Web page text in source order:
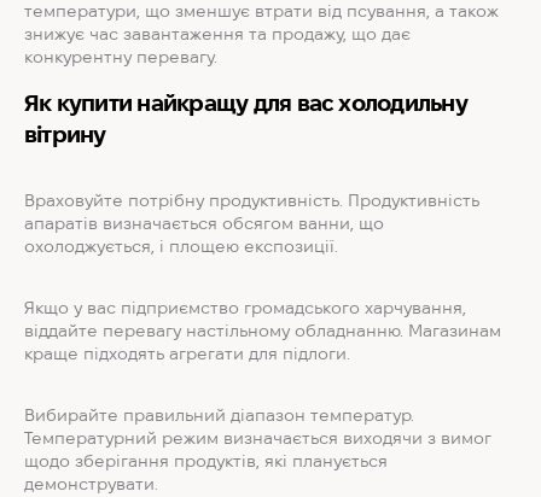
температури, що зменшує втрати від псування, а також
знижує час завантаження та продажу, що дає
конкурентну перевагу.
Як купити найкращу для вас холодильну
вітрину
Враховуйте потрібну продуктивність. Продуктивність
апаратів визначається обсягом ванни, що
охолоджується, і площею експозиції.
Якщо у вас підприємство громадського харчування,
віддайте перевагу настільному обладнанню. Магазинам
краще підходять агрегати для підлоги.
Вибирайте правильний діапазон температур.
Температурний режим визначається виходячи з вимог
щодо зберігання продуктів, які планується
демонструвати.